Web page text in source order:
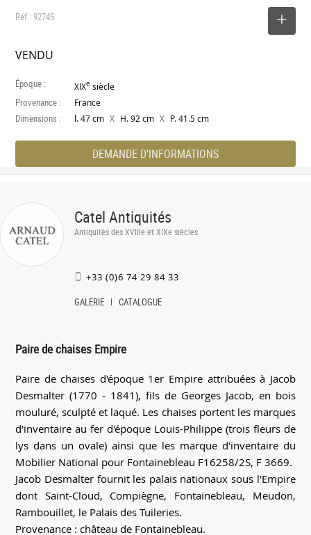
Réf : 92745
VENDU
Époque : XIXe siècle
Provenance : France
Dimensions : l. 47 cm X H. 92 cm X P. 41.5 cm
DEMANDE D'INFORMATIONS
Catel Antiquités
Antiquités des XVIIIe et XIXe siècles
+33 (0)6 74 29 84 33
GALERIE CATALOGUE
Paire de chaises Empire
Paire de chaises d'époque 1er Empire attribuées à Jacob
Desmalter (1770 - 1841), fils de Georges Jacob, en bois
mouluré, sculpté et laqué. Les chaises portent les marques
d'inventaire au fer d'époque Louis-Philippe (trois fleurs de
lys dans un ovale) ainsi que les marque d'inventaire du
Mobilier National pour Fontainebleau F16258/2S, F 3669.
Jacob Desmalter fournit les palais nationaux sous l'Empire
dont Saint-Cloud, Compiègne, Fontainebleau, Meudon,
Rambouillet, le Palais des Tuileries.
Provenance : château de Fontainebleau.